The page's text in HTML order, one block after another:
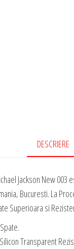
DESCRIERE
Jackson New 003
Bucuresti. La
Superioara si
Transparent